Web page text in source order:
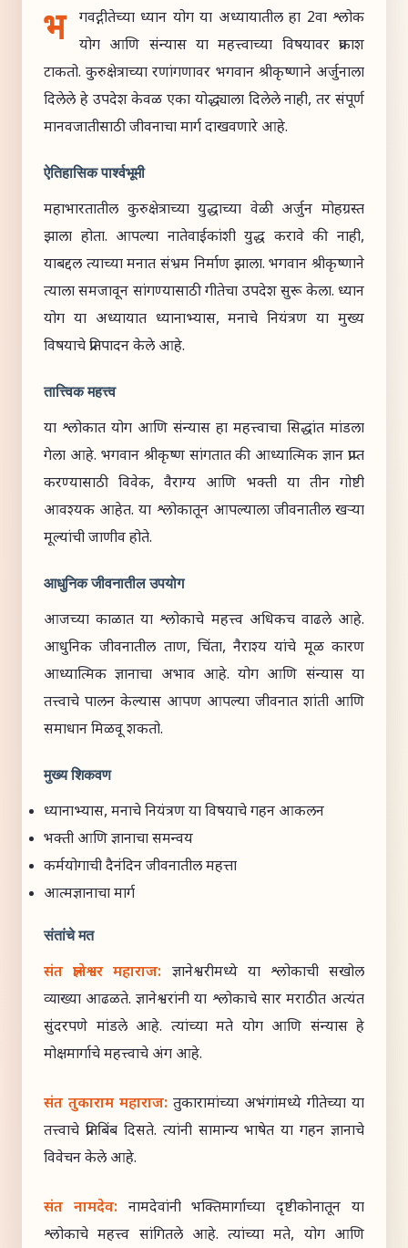
भ
गवद्गीतेच्या ध्यान योग या अध्यायातील हा 2वा श्लोक
योग आणि संन्यास या महत्त्वाच्या विषयावर प्रकाश
टाकतो. कुरुक्षेत्राच्या रणांगणावर भगवान श्रीकृष्णाने अर्जुनाला
दिलेले हे उपदेश केवळ एका योद्ध्याला दिलेले नाही, तर संपूर्ण
मानवजातीसाठी जीवनाचा मार्ग दाखवणारे आहे.
ऐतिहासिक पार्श्वभूमी
महाभारतातील कुरुक्षेत्राच्या युद्धाच्या वेळी अर्जुन मोहग्रस्त
झाला होता. आपल्या नातेवाईकांशी युद्ध करावे की नाही,
याबद्दल त्याच्या मनात संभ्रम निर्माण झाला. भगवान श्रीकृष्णाने
त्याला समजावून सांगण्यासाठी गीतेचा उपदेश सुरू केला. ध्यान
योग या अध्यायात ध्यानाभ्यास, मनाचे नियंत्रण या मुख्य
विषयाचे प्रतिपादन केले आहे.
तात्त्विक महत्त्व
या श्लोकात योग आणि संन्यास हा महत्त्वाचा सिद्धांत मांडला
गेला आहे. भगवान श्रीकृष्ण सांगतात की आध्यात्मिक ज्ञान प्राप्त
करण्यासाठी विवेक, वैराग्य आणि भक्ती या तीन गोष्टी
आवश्यक आहेत. या श्लोकातून आपल्याला जीवनातील खऱ्या
मूल्यांची जाणीव होते.
आधुनिक जीवनातील उपयोग
आजच्या काळात या श्लोकाचे महत्त्व अधिकच वाढले आहे.
आधुनिक जीवनातील ताण, चिंता, नैराश्य यांचे मूळ कारण
आध्यात्मिक ज्ञानाचा अभाव आहे. योग आणि संन्यास या
तत्त्वाचे पालन केल्यास आपण आपल्या जीवनात शांती आणि
समाधान मिळवू शकतो.
मुख्य शिकवण
ध्यानाभ्यास, मनाचे नियंत्रण या विषयाचे गहन आकलन
भक्ती आणि ज्ञानाचा समन्वय
कर्मयोगाची दैनंदिन जीवनातील महत्ता
आत्मज्ञानाचा मार्ग
संतांचे मत
संत ज्ञानेश्वर महाराज: ज्ञानेश्वरीमध्ये या श्लोकाची सखोल
व्याख्या आढळते. ज्ञानेश्वरांनी या श्लोकाचे सार मराठीत अत्यंत
सुंदरपणे मांडले आहे. त्यांच्या मते योग आणि संन्यास हे
मोक्षमार्गाचे महत्त्वाचे अंग आहे.
संत तुकाराम महाराज: तुकारामांच्या अभंगांमध्ये गीतेच्या या
तत्त्वाचे प्रतिबिंब दिसते. त्यांनी सामान्य भाषेत या गहन ज्ञानाचे
विवेचन केले आहे.
संत नामदेव: नामदेवांनी भक्तिमार्गाच्या दृष्टीकोनातून या
श्लोकाचे महत्त्व सांगितले आहे. त्यांच्या मते, योग आणि